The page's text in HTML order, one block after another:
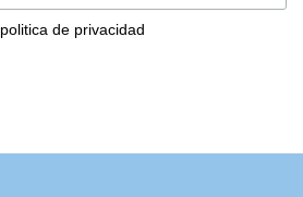
politica de privacidad